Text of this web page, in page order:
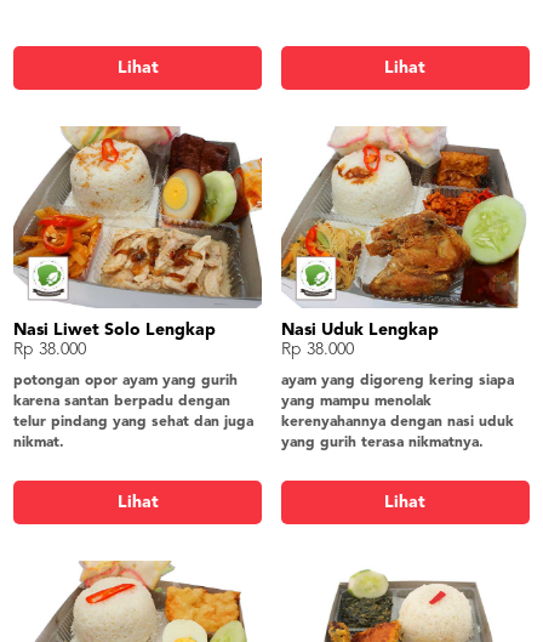
Lihat Lihat
Nasi Liwet Solo Lengkap
Rp 38.000
potongan opor ayam yang gurih
karena santan berpadu dengan
telur pindang yang sehat dan juga
nikmat.
pindang, oseng labu, tahu bacem,
lalap timun, sambel, krupuk
Lihat
Nasi Uduk Lengkap
Rp 38.000
ayam yang digoreng kering siapa
yang mampu menolak
kerenyahannya dengan nasi uduk
yang gurih terasa nikmatnya.
goreng, kering tempe, tahu semur,
lalap timun, sambel, krupuk
Lihat